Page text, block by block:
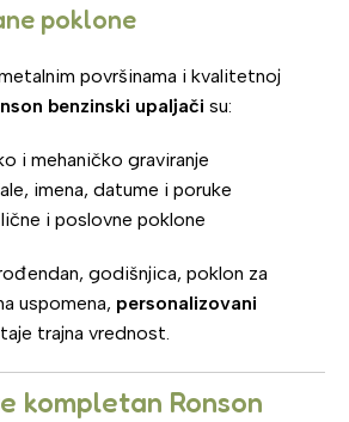
poklone
površinama i kvalitetnoj
benzinski upaljači su:
i mehaničko graviranje
imena, datume i poruke
i poslovne poklone
godišnjica, poklon za
uspomena, personalizovani
trajna vrednost.
kompletan Ronson